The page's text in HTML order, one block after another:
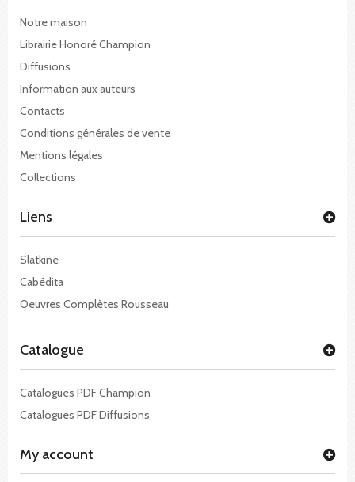
Notre maison
Librairie Honoré Champion
Diffusions
Information aux auteurs
Contacts
Conditions générales de vente
Mentions légales
Collections
Liens
Slatkine
Cabédita
Oeuvres Complètes Rousseau
Catalogue
Catalogues PDF Champion
Catalogues PDF Diffusions
My account